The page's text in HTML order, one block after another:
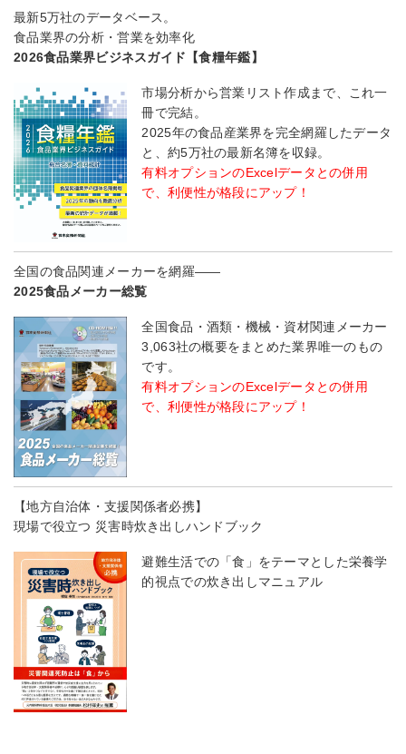
最新5万社のデータベース。
食品業界の分析・営業を効率化
2026食品業界ビジネスガイド【食糧年鑑】
市場分析から営業リスト作成まで、これ一
冊で完結。
2025年の食品産業界を完全網羅したデータ
と、約5万社の最新名簿を収録。
有料オプションのExcelデータとの併用
で、利便性が格段にアップ！
全国の食品関連メーカーを網羅――
2025食品メーカー総覧
全国食品・酒類・機械・資材関連メーカー
3,063社の概要をまとめた業界唯一のもの
です。
有料オプションのExcelデータとの併用
で、利便性が格段にアップ！
【地方自治体・支援関係者必携】
現場で役立つ 災害時炊き出しハンドブック
避難生活での「食」をテーマとした栄養学
的視点での炊き出しマニュアル